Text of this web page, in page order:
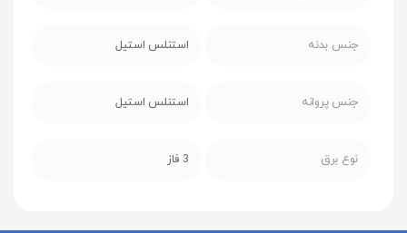
جنس بدنه استنلس استیل
جنس پروانه استنلس استیل
نوع برق 3 فاز